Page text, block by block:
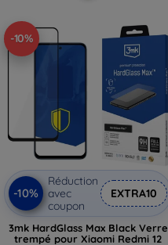
-10%
-10%
Réduction
avec
coupon
EXTRA10
3mk HardGlass Max Black Verre
trempé pour Xiaomi Redmi 12